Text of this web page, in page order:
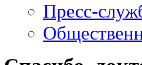
Пресс-